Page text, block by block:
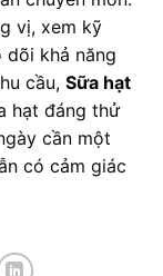
vị, xem kỹ
dõi khả năng
cầu, Sữa hạt
hạt đáng thử
cần một
có cảm giác